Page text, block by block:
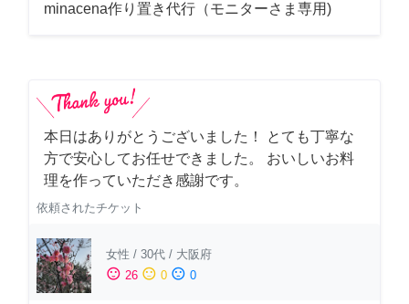
minacena作り置き代行（モニターさま専用)
本日はありがとうございました！ とても丁寧な
方で安心してお任せできました。 おいしいお料
理を作っていただき感謝です。
依頼されたチケット
女性 / 30代 / 大阪府
sentiment_satisfied 26 sentiment_neutral 0 sentiment_dissatisfied 0